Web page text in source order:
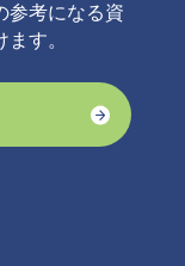
参考になる資
す。